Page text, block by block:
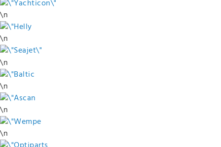
\n
\n
\n
\n
\n
\n